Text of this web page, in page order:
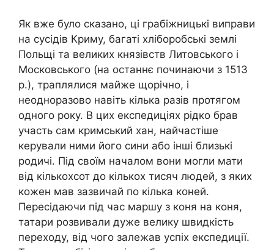
Як вже було сказано, ці грабіжницькі виправи
на сусідів Криму, багаті хліборобські землі
Польщі та великих князівств Литовського і
Московського (на останнє починаючи з 1513
р.), траплялися майже щорічно, і
неодноразово навіть кілька разів протягом
одного року. В цих експедиціях рідко брав
участь сам кримський хан, найчастіше
керували ними його сини або інші близькі
родичі. Під своїм началом вони могли мати
від кількохсот до кількох тисяч людей, з яких
кожен мав зазвичай по кілька коней.
Пересідаючи під час маршу з коня на коня,
татари розвивали дуже велику швидкість
переходу, від чого залежав успіх експедиції.